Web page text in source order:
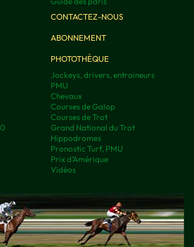
CONTACTEZ-NOUS
ABONNEMENT
PHOTOTHÈQUE
Jockeys, drivers, entraineurs
PMU
Chevaux
Courses de Galop
Courses de Trot
Grand National du Trot
Hippodromes
Pronostic Turf, PMU
Prix d’Amérique
Vidéos